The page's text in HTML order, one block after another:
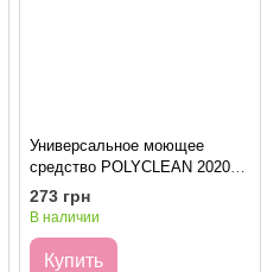
Универсальное моющее
средство POLYCLEAN 2020
“CLEAN GLASS”, 5 л
273 грн
В наличии
Купить